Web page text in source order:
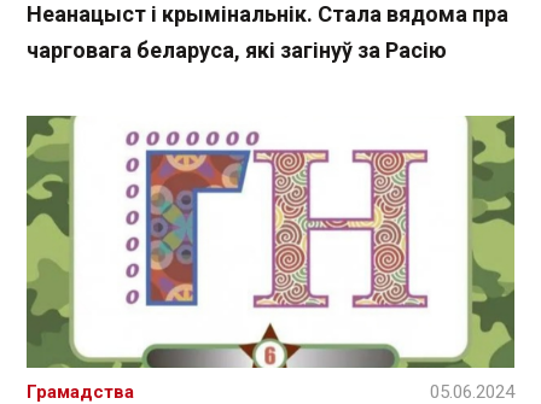
Неанацыст і крымінальнік. Стала вядома пра
чарговага беларуса, які загінуў за Расію
Грамадства 05.06.2024